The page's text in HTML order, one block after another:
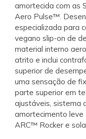
amortecida com as
Aero Pulse™.
especializada para
vegano slip-on de
material interno
atrito e inclui
superior de
uma sensação de
parte superior em
ajustáveis, sistema
amortecimento leve
ARC™ Rocker e